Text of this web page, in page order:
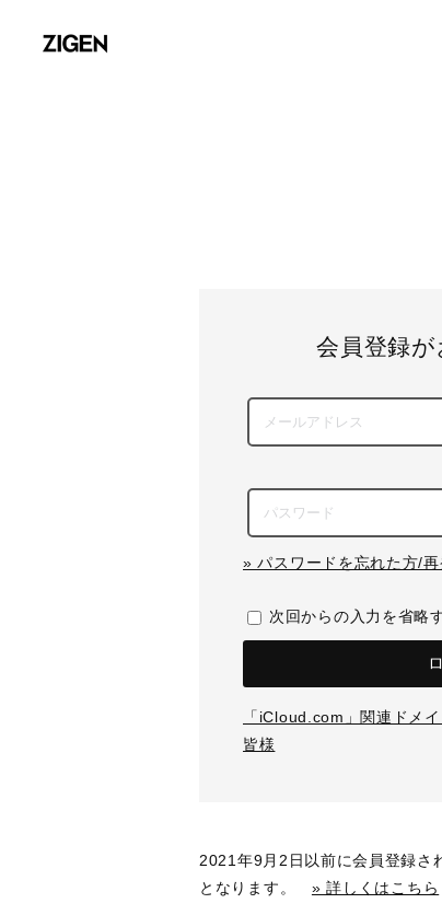
会員登録
» パスワードを忘れた方/再
次回からの入力を省略
「iCloud.com」関連ドメ
皆様
2021年9月2日以前に会員登録さ
となります。 » 詳しくはこちら